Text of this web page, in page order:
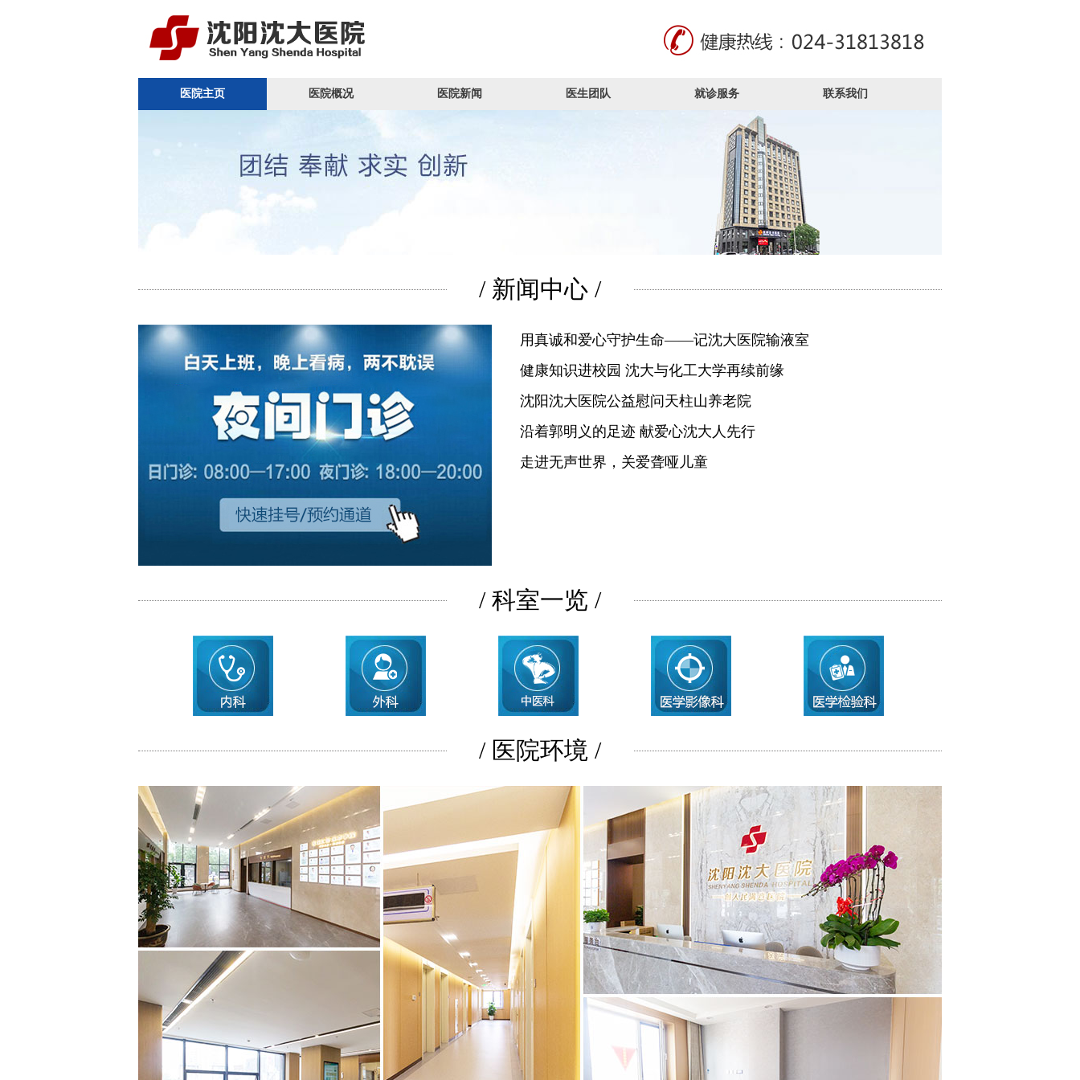
医院主页 医院概况 医院新闻 医生团队 就诊服务 联系我们
/ 新闻中心 /
用真诚和爱心守护生命——记沈大医院输液室
健康知识进校园 沈大与化工大学再续前缘
沈阳沈大医院公益慰问天柱山养老院
沿着郭明义的足迹 献爱心沈大人先行
走进无声世界，关爱聋哑儿童
/ 科室一览 /
/ 医院环境 /